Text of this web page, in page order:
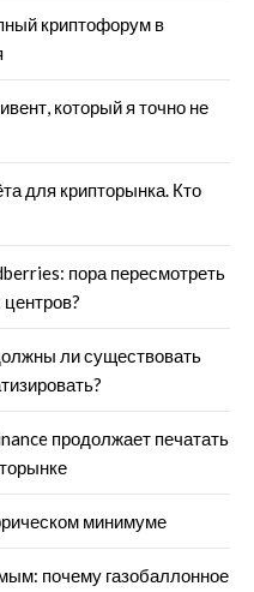
криптофорум в
который я точно не
для крипторынка. Кто
пора пересмотреть
ли существовать
продолжает печатать
минимуме
почему газобаллонное